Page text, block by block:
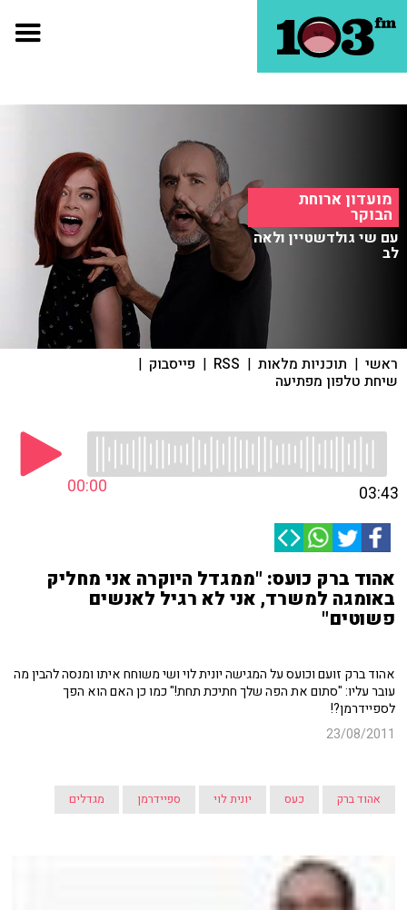
מועדון ארוחת
הבוקר
עם שי גולדשטיין ולאה
לב
ראשי | תוכניות מלאות |
RSS
| פייסבוק |
שיחת טלפון מפתיעה
00:00 03:43
אהוד ברק כועס: "ממגדל היוקרה אני מחליק
באומגה למשרד, אני לא רגיל לאנשים
פשוטים"
אהוד ברק זועם וכועס על המגישה יונית לוי ושי משוחח איתו ומנסה להבין מה
עובר עליו: "סתום את הפה שלך חתיכת תחת!" כמו כן האם הוא הפך
לספיידרמן?!
23/08/2011
אהוד ברק כעס יונית לוי ספיידרמן מגדלים